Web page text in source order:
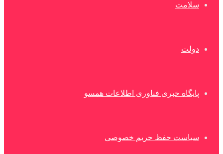
سلامت
دولت
پایگاه خبری فناوری اطلاعات همسو
سیاست حفظ حریم خصوصی